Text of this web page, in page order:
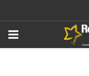
PRIMARY